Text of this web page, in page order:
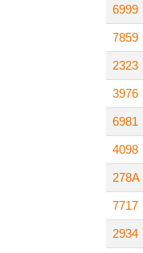
6999
7859
2323
3976
6981
4098
278A
7717
2934